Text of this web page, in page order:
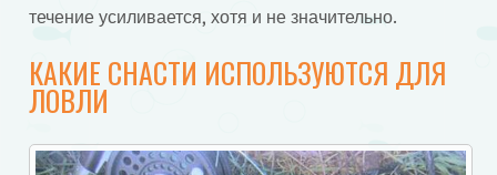
течение усиливается, хотя и не значительно.
КАКИЕ СНАСТИ ИСПОЛЬЗУЮТСЯ ДЛЯ
ЛОВЛИ